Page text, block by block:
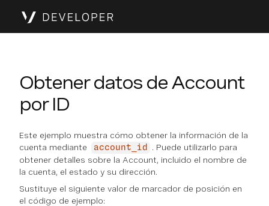
Obtener datos de Account
por ID
Este ejemplo muestra cómo obtener la información de la
cuenta mediante
account_id
. Puede utilizarlo para
obtener detalles sobre la Account, incluido el nombre de
la cuenta, el estado y su dirección.
Sustituye el siguiente valor de marcador de posición en
el código de ejemplo: